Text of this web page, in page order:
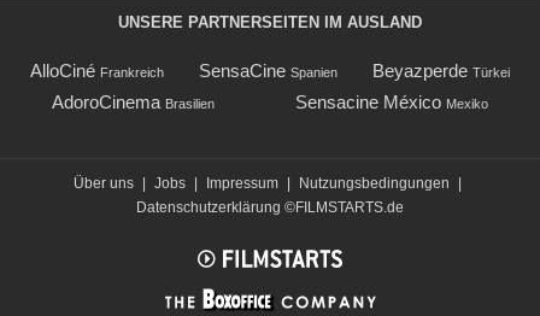
UNSERE PARTNERSEITEN IM AUSLAND
AlloCiné Frankreich SensaCine Spanien Beyazperde Türkei
AdoroCinema Brasilien Sensacine México Mexiko
Über uns Jobs Impressum Nutzungsbedingungen
Datenschutzerklärung ©FILMSTARTS.de